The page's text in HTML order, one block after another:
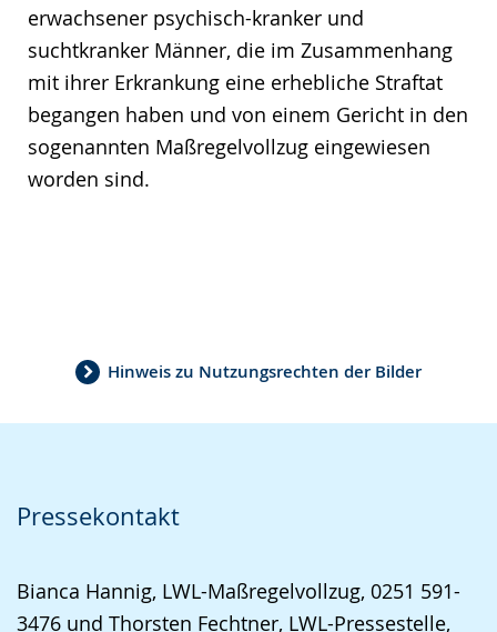
erwachsener psychisch-kranker und
suchtkranker Männer, die im Zusammenhang
mit ihrer Erkrankung eine erhebliche Straftat
begangen haben und von einem Gericht in den
sogenannten Maßregelvollzug eingewiesen
worden sind.
Hinweis zu Nutzungsrechten der Bilder
Pressekontakt
Bianca Hannig, LWL-Maßregelvollzug, 0251 591-
3476 und Thorsten Fechtner, LWL-Pressestelle,